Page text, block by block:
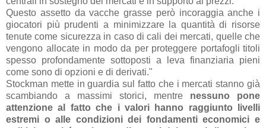
Questo assetto da vacche grasse però incoraggia anche i
giocatori più prudenti a minimizzare la quantità di risorse
tenute come sicurezza in caso di cali dei mercati, quelle che
vengono allocate in modo da per proteggere portafogli titoli
spesso profondamente sottoposti a leva finanziaria pieni
come sono di opzioni e di derivati."
Stockman mette in guardia sul fatto che i mercati stanno già
scambiando a massimi storici, mentre nessuno pone
attenzione al fatto che i valori hanno raggiunto livelli
estremi o alle condizioni dei fondamenti economici e